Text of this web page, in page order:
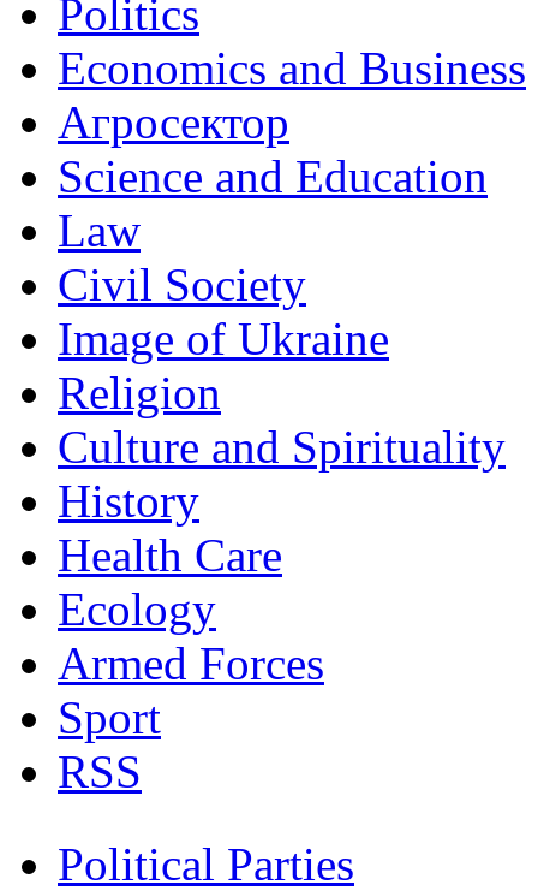
Politics
Economics and Business
Агросектор
Science and Education
Law
Civil Society
Image of Ukraine
Religion
Culture and Spirituality
History
Health Care
Ecology
Armed Forces
Sport
RSS
Political Parties